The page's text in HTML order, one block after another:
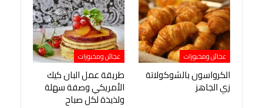
عجائن ومخبوزات
الكرواسون بالشوكولاتة
زي الجاهز
عجائن ومخبوزات
طريقة عمل البان كيك
الأمريكي وصفة سهلة
ولذيذة لكل صباح